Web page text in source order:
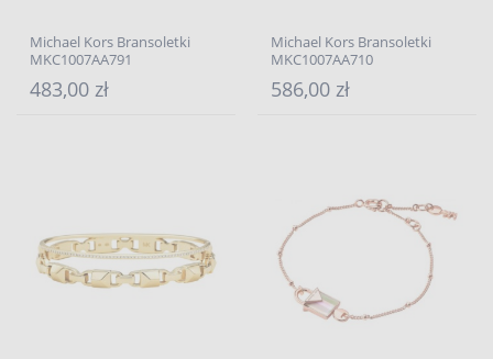
Michael Kors Bransoletki
MKC1007AA791
483,00 zł
Michael Kors Bransoletki
MKC1007AA710
586,00 zł